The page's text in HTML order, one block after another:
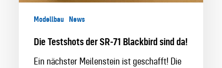
Modellbau News
Die Testshots der SR-71 Blackbird sind da!
Ein nächster Meilenstein ist geschafft! Die